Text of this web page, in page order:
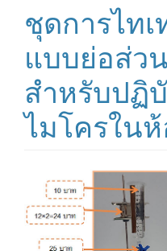
ชุดการไทเ
แบบย่อส่ว
สำหรับปฏิ
ไมโครในห้
Article
Sidebar